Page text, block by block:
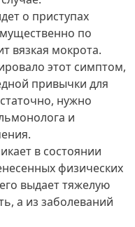
о приступах
по
вязкая мокрота.
этот симптом,
привычки для
нужно
и
в состоянии
физических
выдает тяжелую
а из заболеваний